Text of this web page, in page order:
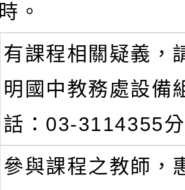
時。
有課程相關疑義，
明國中教務處設備
話：03-3114355
參與課程之教師，